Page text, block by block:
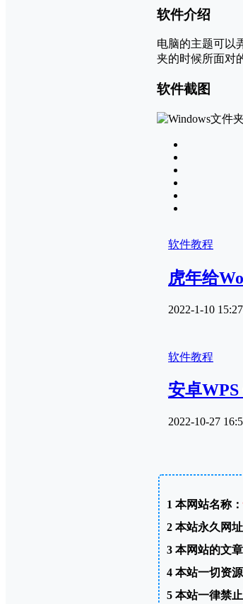
软件介绍
电脑的主题可以
夹的时候所面对
软件截图
软件教程
虎年给
2022-1-10
软件教程
安卓
2022-10-27
1 本网站名称：
2本站永久网址
3本网站的文
4本站一切资源
5本站一律禁